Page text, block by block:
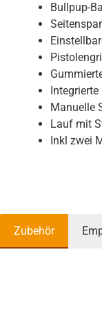
Bullpup-
Manuelle
Lauf mit
Inkl zwei
Zubehör